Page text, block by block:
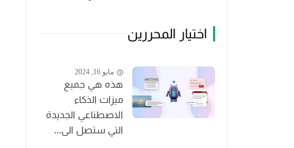
اختيار المحررين
مايو 16, 2024
هذه هي جميع
ميزات الذكاء
الاصطناعي الجديدة
التي ستصل الى...